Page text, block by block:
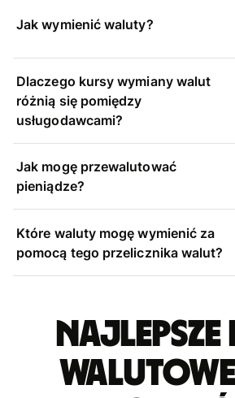
Jak wymienić waluty?
Dlaczego kursy wymiany walut
różnią się pomiędzy
usługodawcami?
Jak mogę przewalutować
pieniądze?
Które waluty mogę wymienić za
pomocą tego przelicznika walut?
Najlepsze